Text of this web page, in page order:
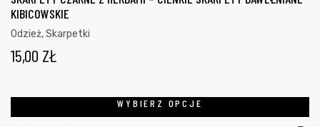
KIBICOWSKIE
Odzież,Skarpetki
15,00 ZŁ
WYBIERZ OPCJE